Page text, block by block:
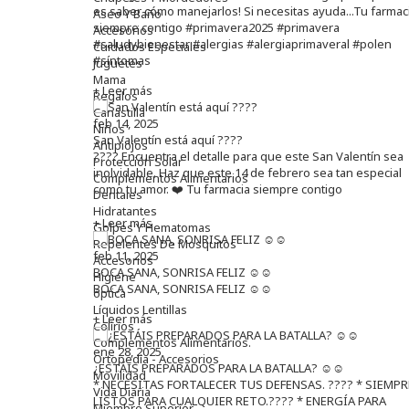
Aseo Y Baño
Accesorios
Cuidados Especiales
Juguetes
Mama
Regalos
Canastilla
Niños
Antipiojos
Protección Solar
Complementos Alimentarios
Dentales
Hidratantes
Golpes Y Hematomas
Repelentes De Mosquitos
Accesorios
Higiene
óptica
Líquidos Lentillas
Colirios
Complementos Alimentarios.
Ortopedia - Accesorios
Movilidad
Vida Diaria
es saber cómo manejarlos! Si necesitas ayuda...Tu
siempre contigo #primavera2025 #primavera
#saludybienestar #alergias #alergiaprimaveral #polen
#síntomas
+ Leer más
feb 14, 2025
San Valentín está aquí ????
???? Encuentra el detalle para que este San Valentín sea
inolvidable. Haz que este 14 de febrero sea tan especial
como tu amor. ❤️ Tu farmacia siempre contigo
+ Leer más
feb 11, 2025
BOCA SANA, SONRISA FELIZ ☺️☺️
BOCA SANA, SONRISA FELIZ ☺️☺️
+ Leer más
ene 28, 2025
¿ESTÁIS PREPARADOS PARA LA BATALLA? ☺️☺️
* NECESITAS FORTALECER TUS DEFENSAS. ????️ *
LISTOS PARA CUALQUIER RETO.???? * ENERGÍA PARA